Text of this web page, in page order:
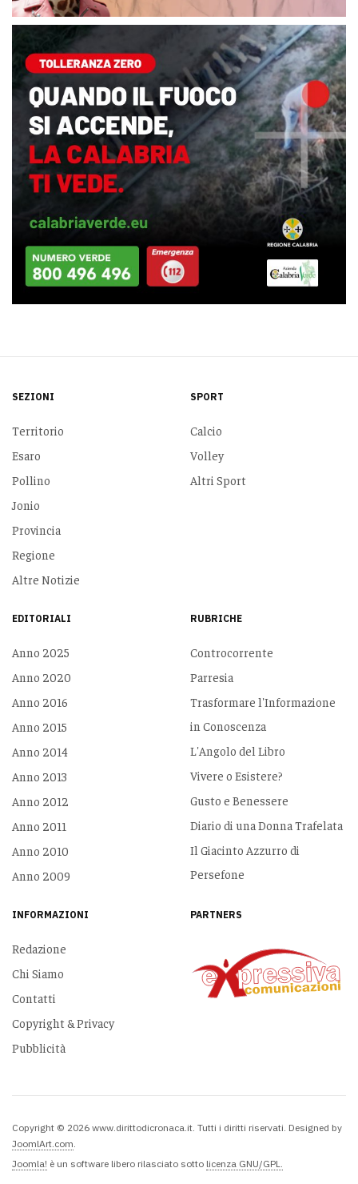
SEZIONI
Territorio
Esaro
Pollino
Jonio
Provincia
Regione
Altre Notizie
SPORT
Calcio
Volley
Altri Sport
EDITORIALI
Anno 2025
Anno 2020
Anno 2016
Anno 2015
Anno 2014
Anno 2013
Anno 2012
Anno 2011
Anno 2010
Anno 2009
RUBRICHE
Controcorrente
Parresia
Trasformare l'Informazione
in Conoscenza
L'Angolo del Libro
Vivere o Esistere?
Gusto e Benessere
Diario di una Donna Trafelata
Il Giacinto Azzurro di
Persefone
INFORMAZIONI
Redazione
Chi Siamo
Contatti
Copyright & Privacy
Pubblicità
PARTNERS
Copyright © 2026 www.dirittodicronaca.it. Tutti i diritti riservati. Designed by
JoomlArt.com
Joomla! è un software libero rilasciato sotto licenza GNU/GPL.